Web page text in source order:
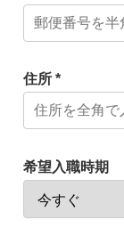
住所 *
希望入職時期